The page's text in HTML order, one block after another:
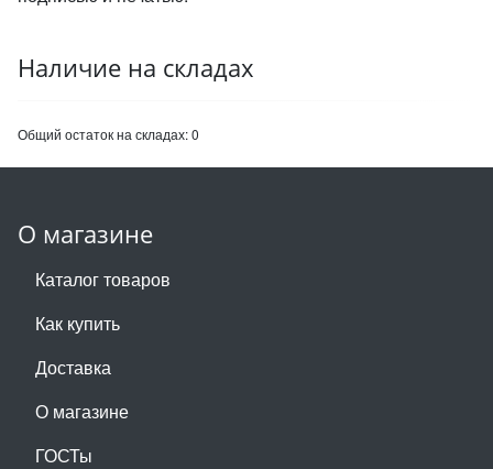
Наличие на складах
Общий остаток на складах:0
О магазине
Каталог товаров
Как купить
Доставка
О магазине
ГОСТы